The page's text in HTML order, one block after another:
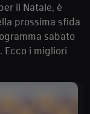
il Natale, è
prossima sfida
sabato
Ecco i migliori